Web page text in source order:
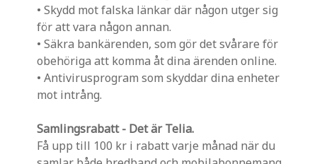
• Skydd mot falska länkar där någon utger sig
för att vara någon annan.
• Säkra bankärenden, som gör det svårare för
obehöriga att komma åt dina ärenden online.
• Antivirusprogram som skyddar dina enheter
mot intrång.
Samlingsrabatt - Det är Telia.
Få upp till 100 kr i rabatt varje månad när du